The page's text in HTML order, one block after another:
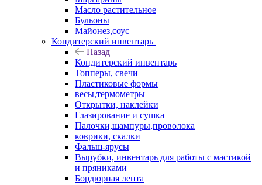
Масло растительное
Бульоны
Майонез,соус
Кондитерский инвентарь
Назад
Кондитерский инвентарь
Топперы, свечи
Пластиковые формы
весы,термометры
Открытки, наклейки
Глазирование и сушка
Палочки,шампуры,проволока
коврики, скалки
Фальш-ярусы
Вырубки, инвентарь для работы с мастикой
и пряниками
Бордюрная лента